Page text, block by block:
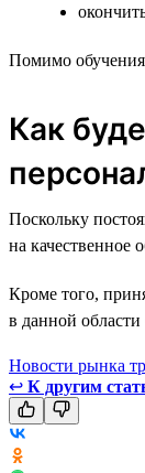
Помимо
Как
Поскольку
на качественное
Кроме того,
в данной
Новости рынка
↩ К другим